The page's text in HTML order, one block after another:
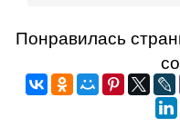
Понравилась